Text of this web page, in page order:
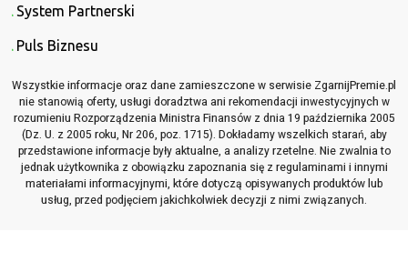
System Partnerski
Puls Biznesu
Wszystkie informacje oraz dane zamieszczone w serwisie ZgarnijPremie.pl
nie stanowią oferty, usługi doradztwa ani rekomendacji inwestycyjnych w
rozumieniu Rozporządzenia Ministra Finansów z dnia 19 października 2005
(Dz. U. z 2005 roku, Nr 206, poz. 1715). Dokładamy wszelkich starań, aby
przedstawione informacje były aktualne, a analizy rzetelne. Nie zwalnia to
jednak użytkownika z obowiązku zapoznania się z regulaminami i innymi
materiałami informacyjnymi, które dotyczą opisywanych produktów lub
usług, przed podjęciem jakichkolwiek decyzji z nimi związanych.